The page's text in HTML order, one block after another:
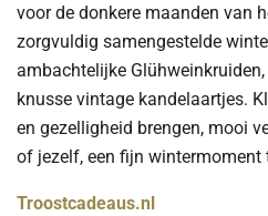
voor de donkere maanden van
zorgvuldig samengestelde
ambachtelijke
knusse vintage kandelaartjes.
en gezelligheid brengen, mooi
of jezelf, een fijn wintermoment
Troostcadeaus.nl